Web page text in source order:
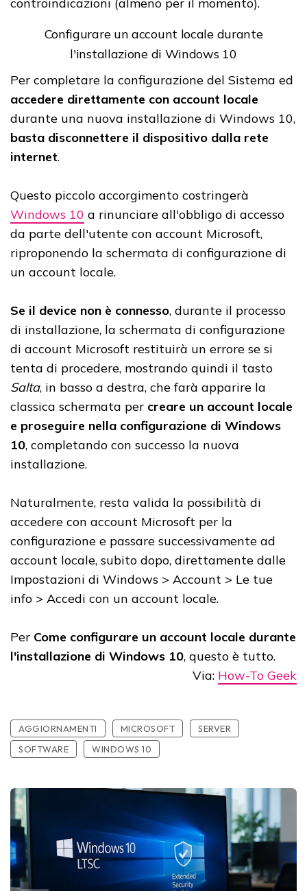
Configurare un account locale durante
l'installazione di Windows 10
Per completare la configurazione del Sistema ed
accedere direttamente con account locale
durante una nuova installazione di Windows 10,
basta disconnettere il dispositivo dalla rete
internet.
Questo piccolo accorgimento costringerà
Windows 10 a rinunciare all'obbligo di accesso
da parte dell'utente con account Microsoft,
riproponendo la schermata di configurazione di
un account locale.
Se il device non è connesso, durante il processo
di installazione, la schermata di configurazione
di account Microsoft restituirà un errore se si
tenta di procedere, mostrando quindi il tasto
Salta, in basso a destra, che farà apparire la
classica schermata per creare un account locale
e proseguire nella configurazione di Windows
10, completando con successo la nuova
installazione.
Naturalmente, resta valida la possibilità di
accedere con account Microsoft per la
configurazione e passare successivamente ad
account locale, subito dopo, direttamente dalle
Impostazioni di Windows > Account > Le tue
info > Accedi con un account locale.
Per Come configurare un account locale durante
l'installazione di Windows 10, questo è tutto.
Via: How-To Geek
AGGIORNAMENTI MICROSOFT
SERVER
SOFTWARE
WINDOWS 10